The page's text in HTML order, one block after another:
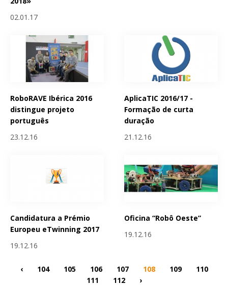
02.01.17
RoboRAVE Ibérica 2016
distingue projeto
português
23.12.16
AplicaTIC 2016/17 -
Formação de curta
duração
21.12.16
Candidatura a Prémio
Europeu eTwinning 2017
19.12.16
Oficina “Robô Oeste”
19.12.16
‹ 104 105 106 107 108 109
110
111
112 ›